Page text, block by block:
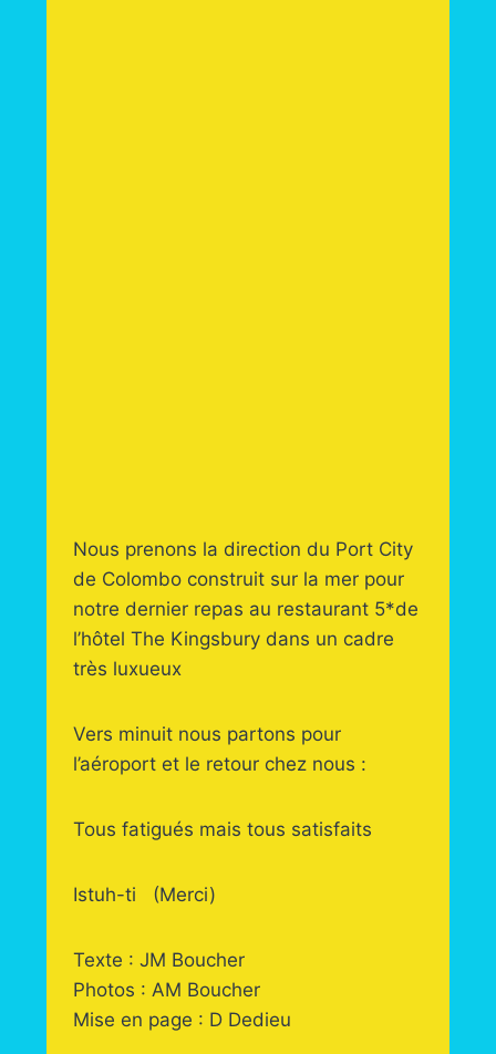
Nous prenons la direction du Port City
de Colombo construit sur la mer pour
notre dernier repas au restaurant 5*de
l’hôtel The Kingsbury dans un cadre
très luxueux
Vers minuit nous partons pour
l’aéroport et le retour chez nous :
Tous fatigués mais tous satisfaits
Istuh-ti (Merci)
Texte : JM Boucher
Photos : AM Boucher
Mise en page : D Dedieu